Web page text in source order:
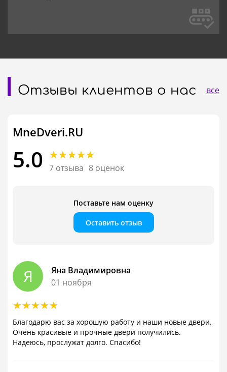
Отзывы клиентов о нас все
MneDveri.RU
5.0 7 отзыва 8 оценок
Поставьте нам оценку
Оставить отзыв
Я
Яна Владимировна
01 ноября
Благодарю вас за хорошую работу и наши новые двери.
Очень красивые и прочные двери получились.
Надеюсь, прослужат долго. Спасибо!